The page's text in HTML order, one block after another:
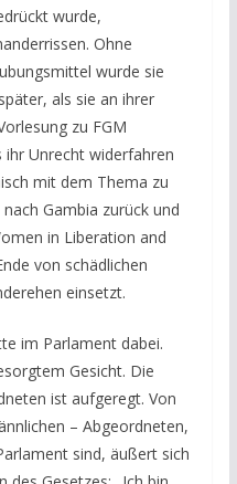
wurde,
Ohne
wurde sie
als sie an ihrer
zu FGM
Unrecht widerfahren
mit dem Thema zu
Gambia zurück und
in Liberation and
von schädlichen
einsetzt.
im Parlament dabei.
Gesicht. Die
ist aufgeregt. Von
– Abgeordneten,
sind, äußert sich